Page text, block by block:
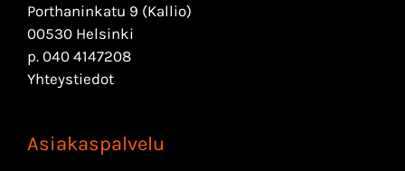
Porthaninkatu 9 (Kallio)
00530 Helsinki
p. 040 4147208
Yhteystiedot
Asiakaspalvelu